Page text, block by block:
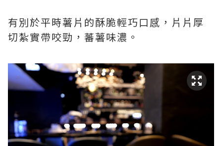
有別於平時薯片的酥脆輕巧口感，片片厚
切紮實帶咬勁，蕃薯味濃。